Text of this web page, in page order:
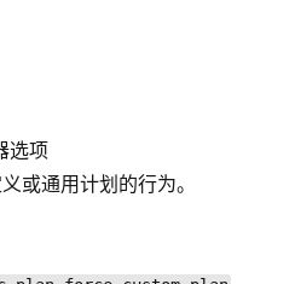
选项
或通用计划的行为。